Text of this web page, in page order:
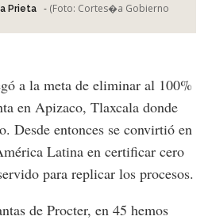
Prieta - (Foto: Cortes�a Gobierno
a la meta de eliminar al 100%
en Apizaco, Tlaxcala donde
Desde entonces se convirtió en
Latina en certificar cero
para replicar los procesos.
de Procter, en 45 hemos